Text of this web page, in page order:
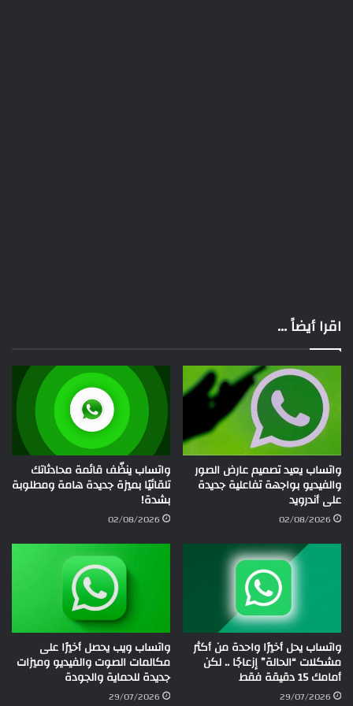
اقرا أيضاً ...
واتساب يعيد تصميم عارض الصور
والفيديو بواجهة تفاعلية جديدة
على أندرويد
02/08/2026
واتساب ينظّف قائمة محادثاتك
تلقائيًا بميزة جديدة هامة ومطلوبة
بشدة!
02/08/2026
واتساب يحل أخيرًا واحدة من أكثر
مشكلات “الحالة” إزعاجًا .. لكن
أمامك 15 دقيقة فقط
29/07/2026
واتساب ويب يحصل أخيرًا على
مكالمات الصوت والفيديو وميزات
جديدة للحماية والجودة
29/07/2026